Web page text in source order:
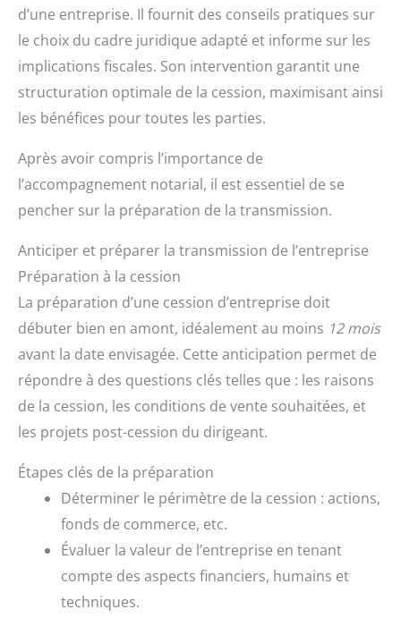
d’une entreprise. Il fournit des conseils pratiques sur
le choix du cadre juridique adapté et informe sur les
implications fiscales. Son intervention garantit une
structuration optimale de la cession, maximisant ainsi
les bénéfices pour toutes les parties.
Après avoir compris l’importance de
l’accompagnement notarial, il est essentiel de se
pencher sur la préparation de la transmission.
Anticiper et préparer la transmission de l’entreprise
Préparation à la cession
La préparation d’une cession d’entreprise doit
débuter bien en amont, idéalement au moins 12 mois
avant la date envisagée. Cette anticipation permet de
répondre à des questions clés telles que : les raisons
de la cession, les conditions de vente souhaitées, et
les projets post-cession du dirigeant.
Étapes clés de la préparation
Déterminer le périmètre de la cession : actions,
fonds de commerce, etc.
Évaluer la valeur de l’entreprise en tenant
compte des aspects financiers, humains et
techniques.